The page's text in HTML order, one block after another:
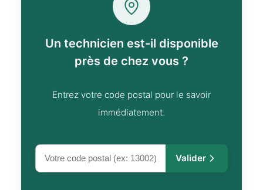
Un technicien est-il disponible
près de chez vous ?
Entrez votre code postal pour le savoir
immédiatement.
Valider